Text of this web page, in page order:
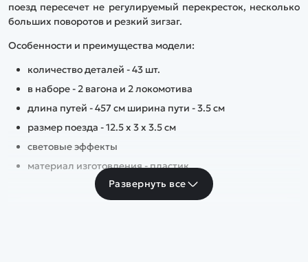
поезд пересечет не регулируемый перекресток, несколько
больших поворотов и резкий зигзаг.
Особенности и преимущества модели:
количество деталей - 43 шт.
в наборе - 2 вагона и 2 локомотива
длина путей - 457 см ширина пути - 3.5 см
размер поезда - 12.5 х 3 х 3.5 см
световые эффекты
материал изготовления - пластик
Развернуть все